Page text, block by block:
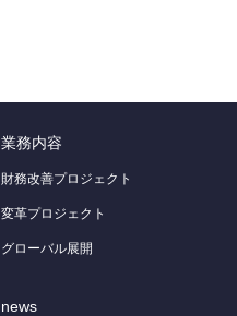
業務内容
財務改善プロジェクト
変革プロジェクト
グローバル展開
news